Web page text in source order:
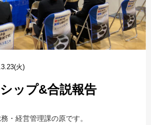
火)
ップ&合説報告
・経営管理課の原です。